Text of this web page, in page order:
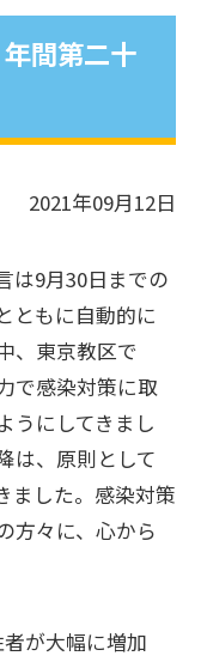
間第二十
2021年09月12日
は9月30日までの
ともに自動的に
、東京教区で
で感染対策に取
うにしてきまし
は、原則として
ました。感染対策
方々に、心から
が大幅に増加